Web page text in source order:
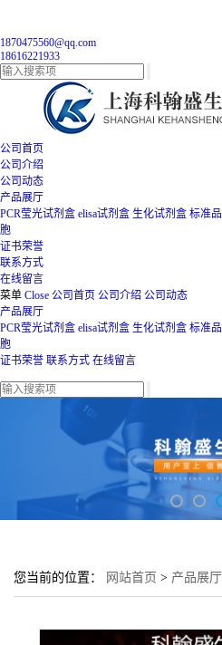
1870475560@qq.com
18616221933
公司首页
公司介绍
公司动态
产品展厅
PCR莹光试剂盒 elisa试剂盒 生化试剂盒 标准品
胞
证书荣誉
联系方式
在线留言
菜单 Close 公司首页 公司介绍 公司动态
产品展厅
PCR莹光试剂盒 elisa试剂盒 生化试剂盒 标准品
胞
证书荣誉 联系方式 在线留言
您当前的位置： 网站首页 > 产品展厅